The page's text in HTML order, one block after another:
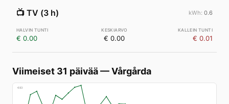
📺 TV (3 h) 0.6
€ 0.00 € 0.00 € 0.01
Viimeiset 31 päivää—Vårgårda
€83